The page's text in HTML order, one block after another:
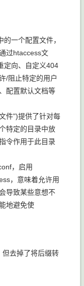
一个配置文件，
过htaccess文
定向、自定义404
/阻止特定的用户
配置默认文档等
件")提供了针对每
特定的目录中放
令作用于此目录
，启用
，意味着允许用
导致某些意想不
地避免使
去掉了将后缀转